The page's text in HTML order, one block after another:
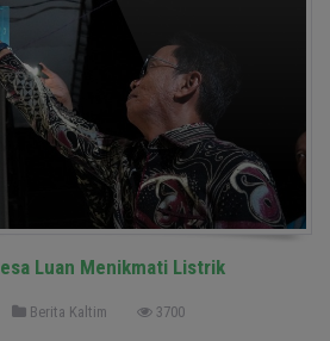
Luan Menikmati Listrik
Berita Kaltim 3700